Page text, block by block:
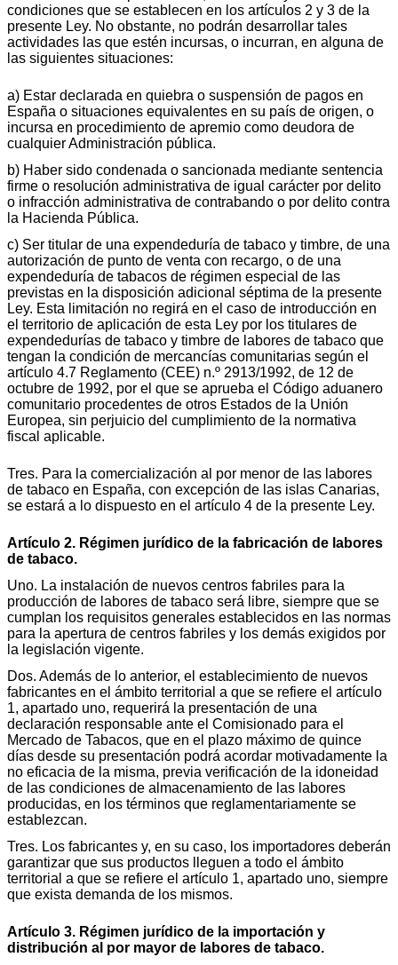
condiciones que se establecen en los artículos 2 y 3 de la
presente Ley. No obstante, no podrán desarrollar tales
actividades las que estén incursas, o incurran, en alguna de
las siguientes situaciones:
a) Estar declarada en quiebra o suspensión de pagos en
España o situaciones equivalentes en su país de origen, o
incursa en procedimiento de apremio como deudora de
cualquier Administración pública.
b) Haber sido condenada o sancionada mediante sentencia
firme o resolución administrativa de igual carácter por delito
o infracción administrativa de contrabando o por delito contra
la Hacienda Pública.
c) Ser titular de una expendeduría de tabaco y timbre, de una
autorización de punto de venta con recargo, o de una
expendeduría de tabacos de régimen especial de las
previstas en la disposición adicional séptima de la presente
Ley. Esta limitación no regirá en el caso de introducción en
el territorio de aplicación de esta Ley por los titulares de
expendedurías de tabaco y timbre de labores de tabaco que
tengan la condición de mercancías comunitarias según el
artículo 4.7 Reglamento (CEE) n.º 2913/1992, de 12 de
octubre de 1992, por el que se aprueba el Código aduanero
comunitario procedentes de otros Estados de la Unión
Europea, sin perjuicio del cumplimiento de la normativa
fiscal aplicable.
Tres. Para la comercialización al por menor de las labores
de tabaco en España, con excepción de las islas Canarias,
se estará a lo dispuesto en el artículo 4 de la presente Ley.
Artículo 2. Régimen jurídico de la fabricación de labores
de tabaco.
Uno. La instalación de nuevos centros fabriles para la
producción de labores de tabaco será libre, siempre que se
cumplan los requisitos generales establecidos en las normas
para la apertura de centros fabriles y los demás exigidos por
la legislación vigente.
Dos. Además de lo anterior, el establecimiento de nuevos
fabricantes en el ámbito territorial a que se refiere el artículo
1, apartado uno, requerirá la presentación de una
declaración responsable ante el Comisionado para el
Mercado de Tabacos, que en el plazo máximo de quince
días desde su presentación podrá acordar motivadamente la
no eficacia de la misma, previa verificación de la idoneidad
de las condiciones de almacenamiento de las labores
producidas, en los términos que reglamentariamente se
establezcan.
Tres. Los fabricantes y, en su caso, los importadores deberán
garantizar que sus productos lleguen a todo el ámbito
territorial a que se refiere el artículo 1, apartado uno, siempre
que exista demanda de los mismos.
Artículo 3. Régimen jurídico de la importación y
distribución al por mayor de labores de tabaco.